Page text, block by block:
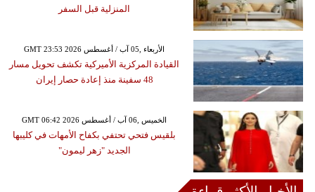
المنزلية قبل السفر
GMT 23:53 2026 الأربعاء ,05 آب / أغسطس
القيادة المركزية الأميركية تكشف تحويل مسار
48 سفينة منذ إعادة حصار إيران
GMT 06:42 2026 الخميس ,06 آب / أغسطس
بلقيس فتحي تحتفي بكفاح الأمهات في كليبها
الجديد "زهر ليمون"